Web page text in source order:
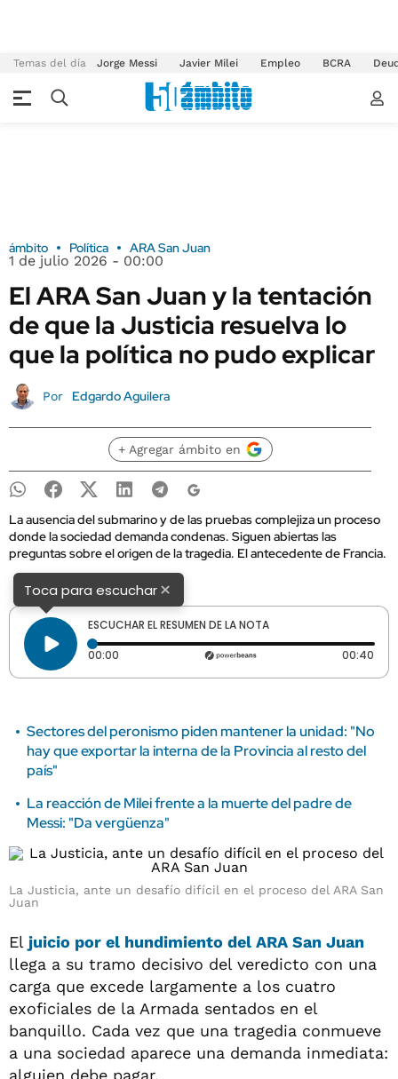
Temas del día Jorge Messi Javier Milei Empleo BCRA
ámbito Política ARA San Juan
1 de julio 2026 - 00:00
El ARA San Juan y la tentación
de que la Justicia resuelva lo
que la política no pudo explicar
Por Edgardo Aguilera
+ Agregar ámbito en
La ausencia del submarino y de las pruebas complejiza un proceso
donde la sociedad demanda condenas. Siguen abiertas las
preguntas sobre el origen de la tragedia. El antecedente de Francia.
Toca para escuchar×
ESCUCHAR EL RESUMEN DE LA NOTA
00:00 Tiempo transcurrido: 0 segundos 00:40
Sectores del peronismo piden mantener la unidad: "No
hay que exportar la interna de la Provincia al resto del
país"
La reacción de Milei frente a la muerte del padre de
Messi: "Da vergüenza"
La Justicia, ante un desafío difícil en el proceso del ARA San
Juan
El juicio por el hundimiento del ARA San Juan
llega a su tramo decisivo del veredicto con una
carga que excede largamente a los cuatro
exoficiales de la Armada sentados en el
banquillo. Cada vez que una tragedia conmueve
a una sociedad aparece una demanda inmediata:
alguien debe pagar.